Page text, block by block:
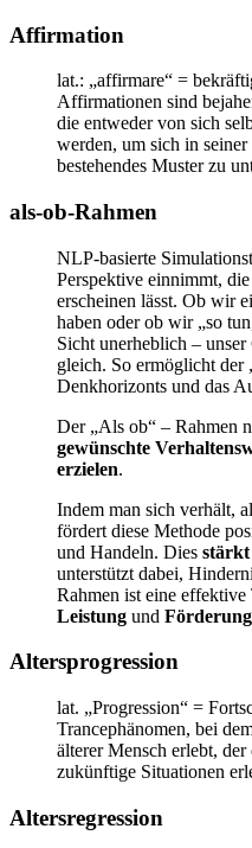
Affirmation
lat.: „affirmare“ =
Affirmationen sind
die entweder von sich
werden, um sich in
bestehendes Muster zu
als-ob-Rahmen
NLP-basierte
Perspektive einnimmt,
erscheinen lässt. Ob wir
haben oder ob wir „so
Sicht unerheblich –
gleich. So ermöglicht der
Denkhorizonts und das
Der „Als ob“ – Rahmen
gewünschte
erzielen.
Indem man sich verhält,
fördert diese Methode
und Handeln. Dies stärkt
unterstützt dabei,
Rahmen ist eine
Leistung und
Altersprogression
lat. „Progression“ =
Trancephänomen, bei
älterer Mensch erlebt,
zukünftige Situationen
Altersregression